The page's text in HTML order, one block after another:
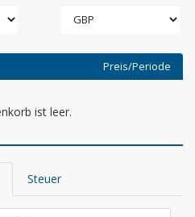
Preis/Periode
ist leer.
Steuer